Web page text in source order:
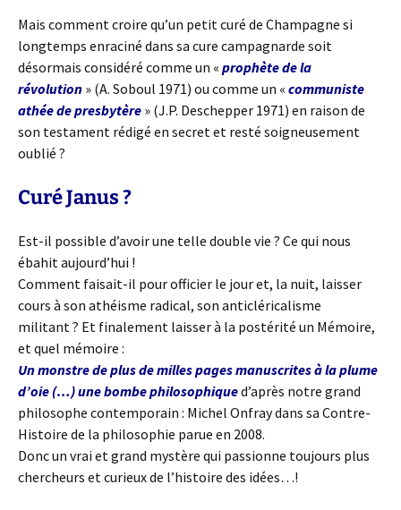
Mais comment croire qu’un petit curé de Champagne si
longtemps enraciné dans sa cure campagnarde soit
désormais considéré comme un « prophète de la
révolution » (A. Soboul 1971) ou comme un « communiste
athée de presbytère » (J.P. Deschepper 1971) en raison de
son testament rédigé en secret et resté soigneusement
oublié ?
Curé Janus ?
Est-il possible d’avoir une telle double vie ? Ce qui nous
ébahit aujourd’hui !
Comment faisait-il pour officier le jour et, la nuit, laisser
cours à son athéisme radical, son anticléricalisme
militant ? Et finalement laisser à la postérité un Mémoire,
et quel mémoire :
Un monstre de plus de milles pages manuscrites à la plume
d’oie (…) une bombe philosophiqued’après notre grand
philosophe contemporain : Michel Onfray dans sa Contre-
Histoire de la philosophie parue en 2008.
Donc un vrai et grand mystère qui passionne toujours plus
chercheurs et curieux de l’histoire des idées…!